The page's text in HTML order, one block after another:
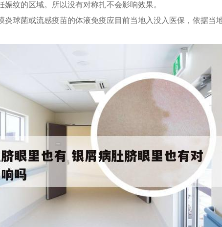
纹的区域。所以没有对称扎不会影响效果。
炎球菌或流感疫苗的体液免疫应目前当地入没入医保，依据当